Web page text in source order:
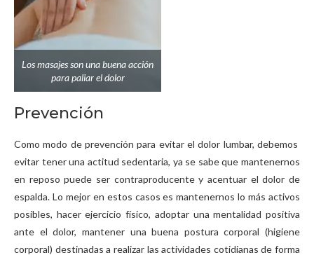
Los masajes son una buena acción
para paliar el dolor
Prevención
Como modo de prevención para evitar el dolor lumbar, debemos
evitar tener una actitud sedentaria, ya se sabe que mantenernos
en reposo puede ser contraproducente y acentuar el dolor de
espalda. Lo mejor en estos casos es mantenernos lo más activos
posibles, hacer ejercicio físico, adoptar una mentalidad positiva
ante el dolor, mantener una buena postura corporal (higiene
corporal) destinadas a realizar las actividades cotidianas de forma